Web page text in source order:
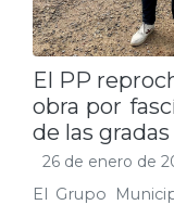
El PP
obra por
de las
26 de enero de
El Grupo